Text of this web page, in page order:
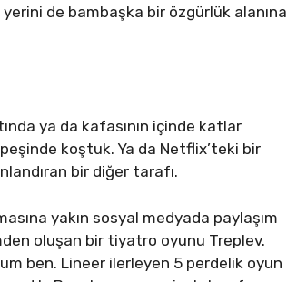
yerini de bambaşka bir özgürlük alanına
ya da kafasının içinde katlar
koştuk. Ya da Netflix’teki bir
bir diğer tarafı.
yakın sosyal medyada paylaşım
oluşan bir tiyatro oyunu Treplev.
ben. Lineer ilerleyen 5 perdelik oyun